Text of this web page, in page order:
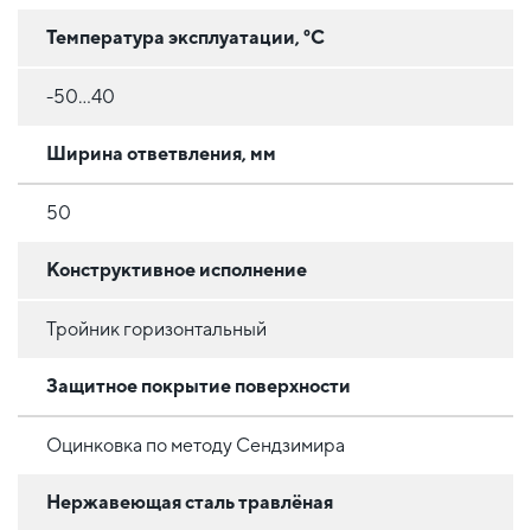
Температура эксплуатации, °C
-50...40
Ширина ответвления, мм
50
Конструктивное исполнение
Тройник горизонтальный
Защитное покрытие поверхности
Оцинковка по методу Сендзимира
Нержавеющая сталь травлёная